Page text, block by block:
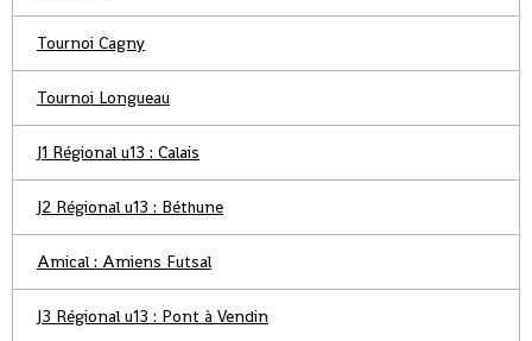
Tournoi Cagny
Tournoi Longueau
J1 Régional u13 : Calais
J2 Régional u13 : Béthune
Amical : Amiens Futsal
J3 Régional u13 : Pont à Vendin